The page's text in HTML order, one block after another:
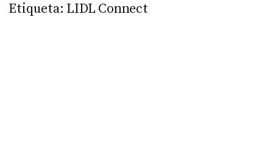
Etiqueta: LIDL Connect